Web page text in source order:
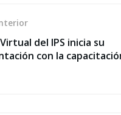
del IPS inicia su
con la